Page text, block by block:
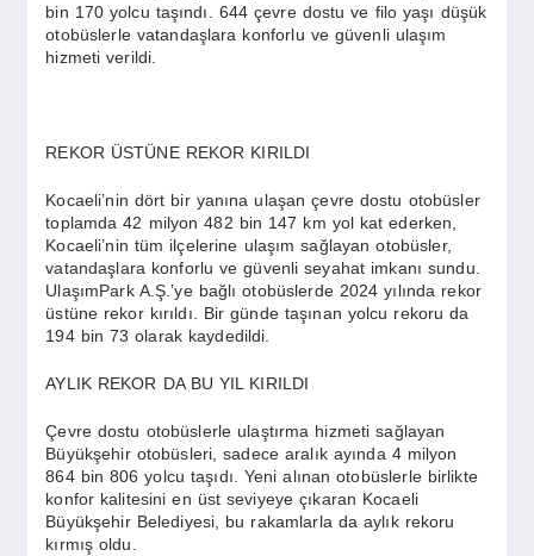
SPOR
bin 170 yolcu taşındı. 644 çevre dostu ve filo yaşı düşük
otobüslerle vatandaşlara konforlu ve güvenli ulaşım
hizmeti verildi.
REKOR ÜSTÜNE REKOR KIRILDI
Kocaeli’nin dört bir yanına ulaşan çevre dostu otobüsler
toplamda 42 milyon 482 bin 147 km yol kat ederken,
Kocaeli’nin tüm ilçelerine ulaşım sağlayan otobüsler,
vatandaşlara konforlu ve güvenli seyahat imkanı sundu.
UlaşımPark A.Ş.’ye bağlı otobüslerde 2024 yılında rekor
üstüne rekor kırıldı. Bir günde taşınan yolcu rekoru da
194 bin 73 olarak kaydedildi.
AYLIK REKOR DA BU YIL KIRILDI
Çevre dostu otobüslerle ulaştırma hizmeti sağlayan
Büyükşehir otobüsleri, sadece aralık ayında 4 milyon
864 bin 806 yolcu taşıdı. Yeni alınan otobüslerle birlikte
konfor kalitesini en üst seviyeye çıkaran Kocaeli
Büyükşehir Belediyesi, bu rakamlarla da aylık rekoru
kırmış oldu.